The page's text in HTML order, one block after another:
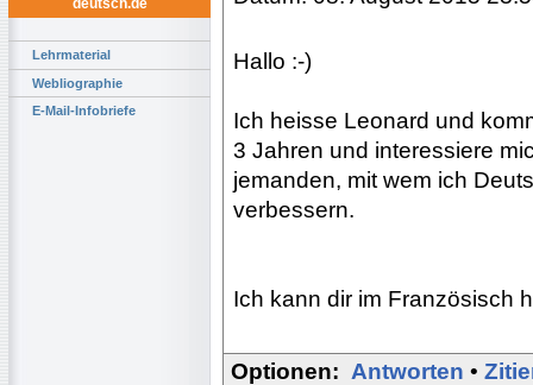
deutsch.de
Lehrmaterial
Webliographie
E-Mail-Infobriefe
Hallo :-)
Ich heisse Leonard und
3 Jahren und interessiere
jemanden, mit wem ich
verbessern.
Ich kann dir im Französisch
Optionen: Antworten •